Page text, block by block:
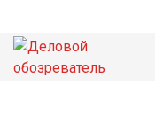
НОВОСТИ